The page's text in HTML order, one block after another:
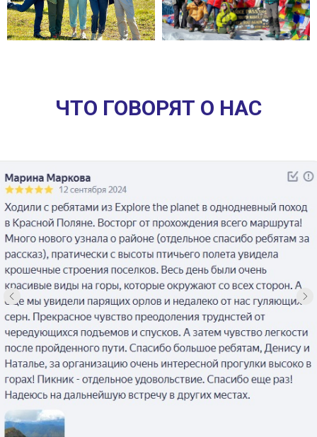
ЧТО ГОВОРЯТ О НАС